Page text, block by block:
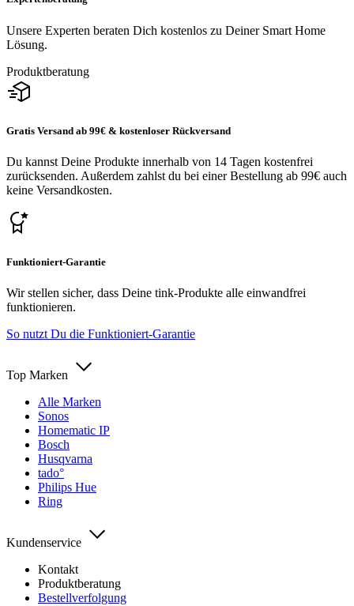
Unsere Experten beraten Dich kostenlos zu Deiner Smart Home
Lösung.
Produktberatung
Gratis Versand ab 99€ & kostenloser Rückversand
Du kannst Deine Produkte innerhalb von 14 Tagen kostenfrei
zurücksenden. Außerdem zahlst du bei einer Bestellung ab 99€ auch
keine Versandkosten.
Funktioniert-Garantie
Wir stellen sicher, dass Deine tink-Produkte alle einwandfrei
funktionieren.
So nutzt Du die Funktioniert-Garantie
Top Marken
Alle Marken
Sonos
Homematic IP
Bosch
Husqvarna
tado°
Philips Hue
Ring
Kundenservice
Kontakt
Produktberatung
Bestellverfolgung